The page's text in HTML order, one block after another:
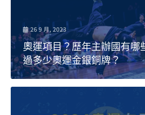
26 9 月, 2023
奧運項目？歷年主辦國有哪
過多少奧運金銀銅牌？